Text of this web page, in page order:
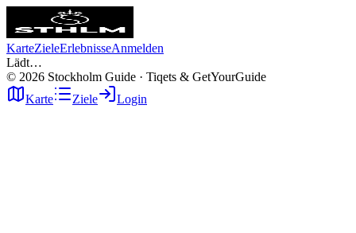
KarteZieleErlebnisseAnmelden
Lädt…
© 2026 Stockholm Guide · Tiqets & GetYourGuide
Karte
Ziele Login